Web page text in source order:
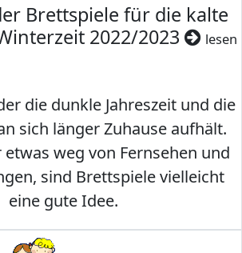
Brettspiele für die kalte
2022/2023
lesen
die dunkle Jahreszeit und die
sich länger Zuhause aufhält.
weg von Fernsehen und
sind Brettspiele vielleicht
eine gute Idee.